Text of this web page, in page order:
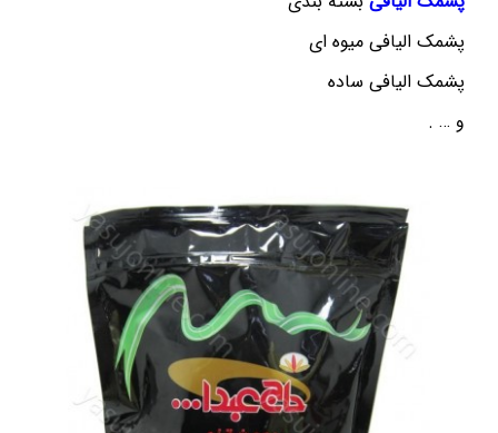
پشمک الیافی میوه ای
پشمک الیافی ساده
و … .